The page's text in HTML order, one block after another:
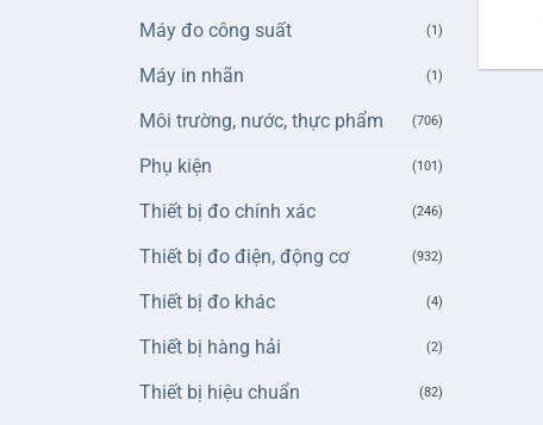
Máy đo công suất (1)
Máy in nhãn (1)
Môi trường, nước, thực phẩm (706)
Phụ kiện (101)
Thiết bị đo chính xác (246)
Thiết bị đo điện, động cơ (932)
Thiết bị đo khác (4)
Thiết bị hàng hải (2)
Thiết bị hiệu chuẩn (82)